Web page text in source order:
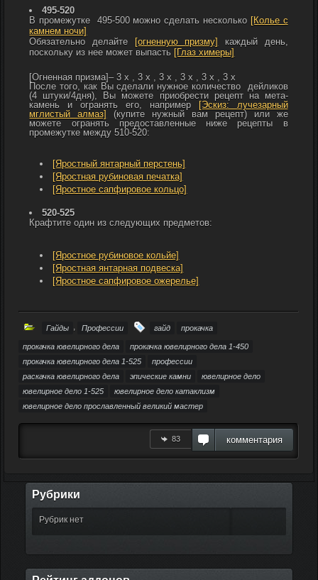
495-520
В промежутке 495-500 можно сделать несколько [Колье с
камнем ночи]
Обязательно делайте
[огненную призму]
каждый день,
поскольку из нее может выпасть [Глаз химеры]
[Огненная призма]– 3 x , 3 x , 3 x , 3 x , 3 x , 3 x
После того, как Вы сделали нужное количество дейликов
(4 штуки/4дня), Вы можете приобрести рецепт на мета-
камень и огранять его, например
[Эскиз: лучезарный
мглистый алмаз]
(купите нужный вам рецепт) или же
можете огранять предоставленные ниже рецепты в
промежутке между 510-520:
[Яростный янтарный перстень]
[Яростная рубиновая печатка]
[Яростное сапфировое кольцо]
520-525
Крафтите один из следующих предметов:
[Яростное рубиновое кольйе]
[Яростная янтарная подвеска]
[Яростное сапфировое ожерелье]
Гайды Профессии гайд прокачка
прокачка ювелирного дела
прокачка ювелирного дела 1-450
прокачка ювелирного дела 1-525
профессии
раскачка ювелирного дела
эпические камни
ювелирное дело
ювелирное дело 1-525
ювелирное дело катаклизм
ювелирное дело прославленный великий мастер
83 комментария
Рубрики
Рубрик нет